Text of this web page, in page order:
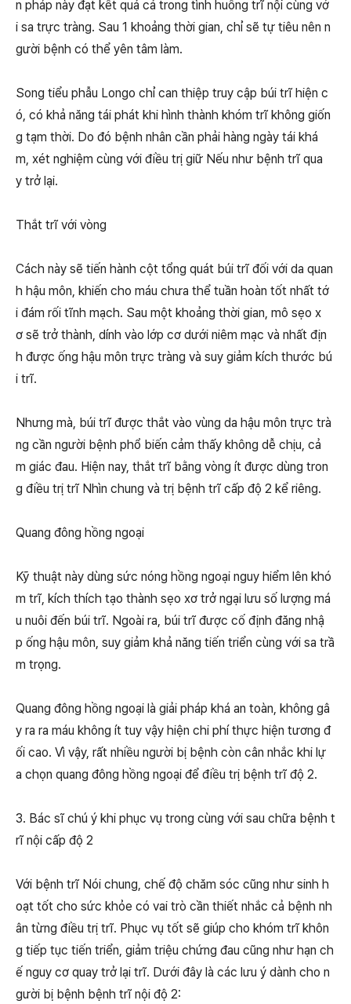
n pháp này đạt kết quả cả trong tình huống trĩ nội cùng vớ
i sa trực tràng. Sau 1 khoảng thời gian, chỉ sẽ tự tiêu nên n
gười bệnh có thể yên tâm làm.
Song tiểu phẫu Longo chỉ can thiệp truy cập búi trĩ hiện c
ó, có khả năng tái phát khi hình thành khóm trĩ không giốn
g tạm thời. Do đó bệnh nhân cần phải hàng ngày tái khá
m, xét nghiệm cùng với điều trị giữ Nếu như bệnh trĩ qua
y trở lại.
Thắt trĩ với vòng
Cách này sẽ tiến hành cột tổng quát búi trĩ đối với da quan
h hậu môn, khiến cho máu chưa thể tuần hoàn tốt nhất tớ
i đám rối tĩnh mạch. Sau một khoảng thời gian, mô sẹo x
ơ sẽ trở thành, dính vào lớp cơ dưới niêm mạc và nhất địn
h được ống hậu môn trực tràng và suy giảm kích thước bú
i trĩ.
Nhưng mà, búi trĩ được thắt vào vùng da hậu môn trực trà
ng cần người bệnh phổ biến cảm thấy không dễ chịu, cả
m giác đau. Hiện nay, thắt trĩ bằng vòng ít được dùng tron
g điều trị trĩ Nhìn chung và trị bệnh trĩ cấp độ 2 kể riêng.
Quang đông hồng ngoại
Kỹ thuật này dùng sức nóng hồng ngoại nguy hiểm lên khó
m trĩ, kích thích tạo thành sẹo xơ trở ngại lưu số lượng má
u nuôi đến búi trĩ. Ngoài ra, búi trĩ được cố định đăng nhậ
p ống hậu môn, suy giảm khả năng tiến triển cùng với sa trầ
m trọng.
Quang đông hồng ngoại là giải pháp khá an toàn, không gâ
y ra ra máu không ít tuy vậy hiện chi phí thực hiện tương đ
ối cao. Vì vậy, rất nhiều người bị bệnh còn cân nhắc khi lự
a chọn quang đông hồng ngoại để điều trị bệnh trĩ độ 2.
3. Bác sĩ chú ý khi phục vụ trong cùng với sau chữa bệnh t
rĩ nội cấp độ 2
Với bệnh trĩ Nói chung, chế độ chăm sóc cũng như sinh h
oạt tốt cho sức khỏe có vai trò cần thiết nhắc cả bệnh nh
ân từng điều trị trĩ. Phục vụ tốt sẽ giúp cho khóm trĩ khôn
g tiếp tục tiến triển, giảm triệu chứng đau cũng như hạn ch
ế nguy cơ quay trở lại trĩ. Dưới đây là các lưu ý dành cho n
gười bị bệnh bệnh trĩ nội độ 2: